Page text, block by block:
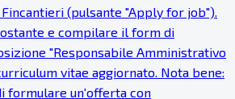
(pulsante "Apply for job").
e compilare il form di
"Responsabile Amministrativo
vitae aggiornato. Nota bene:
formulare un'offerta con